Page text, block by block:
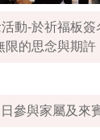
動-於祈福板簽
限的思念與期許
參與家屬及來